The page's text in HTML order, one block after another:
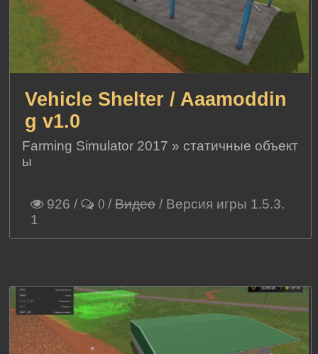
Vehicle Shelter / Aaamoddin
g v1.0
Farming Simulator 2017 » статичные объект
ы
926 / 0 /Видео/ Версия игры 1.5.3.
1